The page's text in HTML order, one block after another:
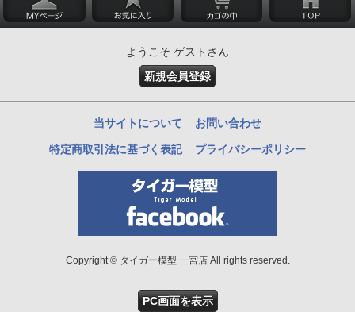
ようこそ ゲストさん
新規会員登録
当サイトについて お問い合わせ
特定商取引法に基づく表記 プライバシーポリシー
Copyright © タイガー模型 一宮店 All rights reserved.
PC画面を表示